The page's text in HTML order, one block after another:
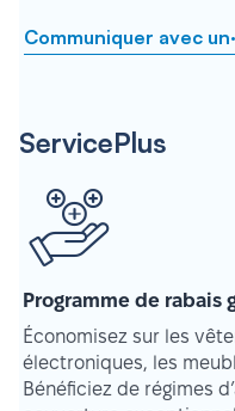
Communiquer avec
ServicePlus
Programme de rabais
Économisez sur les
électroniques, les
Bénéficiez de régimes